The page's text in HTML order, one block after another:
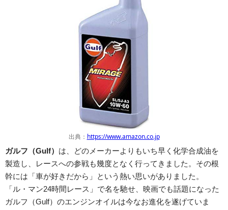
出典： https://www.amazon.co.jp
ガルフ（Gulf） は、どのメーカーよりもいち早く化学合成油を
製造し、レースへの参戦も幾度となく行ってきました。その根
幹には「車が好きだから」という熱い思いがありました。
「ル・マン24時間レース」で名を馳せ、映画でも話題になった
ガルフ（Gulf）のエンジンオイルは今なお進化を遂げていま